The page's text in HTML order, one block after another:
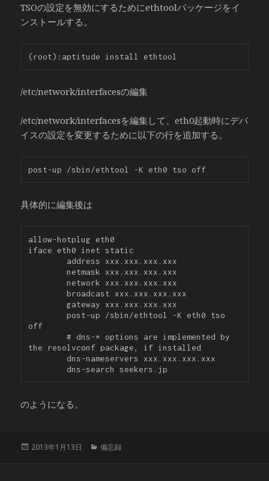
TSOの設定を無効にするためにethtoolパッケージをイ
ンストールする。
/etc/network/interfacesの編集
/etc/network/interfacesを編集して、eth0起動時にデバ
イスの設定を変更するために以下の行を追加する。
具体的に編集後は
allow-hotplug eth0
iface eth0 inet static
        netmask xxx.xxx.xxx.xxx
        network xxx.xxx.xxx.xxx
        broadcast xxx.xxx.xxx.xxx
        post-up /sbin/ethtool -K eth0 tso
off
        # dns-* options are implemented by
the resolvconf package, if installed
のようになる。
投
2013年1月13日
カ
備忘録